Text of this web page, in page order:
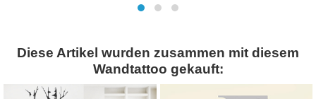
Diese Artikel wurden zusammen mit diesem
Wandtattoo gekauft: